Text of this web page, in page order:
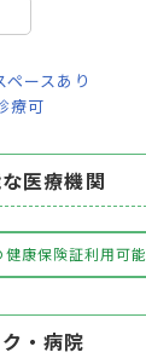
ペースあり
療可
医療機関
康保険証利用可能
・病院